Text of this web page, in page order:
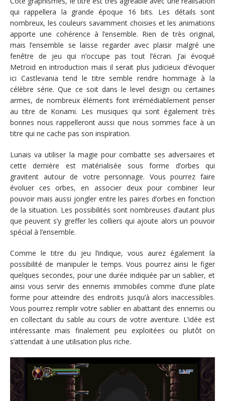
qui rappellera la grande époque 16 bits. Les détails sont
nombreux, les couleurs savamment choisies et les animations
apporte une cohérence à l’ensemble. Rien de très original,
mais l’ensemble se laisse regarder avec plaisir malgré une
fenêtre de jeu qui n’occupe pas tout l’écran. J’ai évoqué
Metroid en introduction mais il serait plus judicieux d’évoquer
ici Castlevania tend le titre semble rendre hommage à la
célèbre série. Que ce soit dans le level design ou certaines
armes, de nombreux éléments font irrémédiablement penser
au titre de Konami. Les musiques qui sont également très
bonnes nous rappelleront aussi que nous sommes face à un
titre qui ne cache pas son inspiration.
Lunais va utiliser la magie pour combatte ses adversaires et
cette dernière est matérialisée sous forme d’orbes qui
gravitent autour de votre personnage. Vous pourrez faire
évoluer ces orbes, en associer deux pour combiner leur
pouvoir mais aussi jongler entre les paires d’orbes en fonction
de la situation. Les possibilités sont nombreuses d’autant plus
que peuvent s’y greffer les colliers qui ajoute alors un pouvoir
spécial à l’ensemble.
Comme le titre du jeu l’indique, vous aurez également la
possibilité de manipuler le temps. Vous pourrez ainsi le figer
quelques secondes, pour une durée indiquée par un sablier, et
ainsi vous servir des ennemis immobiles comme d’une plate
forme pour atteindre des endroits jusqu’à alors inaccessibles.
Vous pourrez remplir votre sablier en abattant des ennemis ou
en collectant du sable au cours de votre aventure. L’idée est
intéressante mais finalement peu exploitées ou plutôt on
s’attendait à une utilisation plus riche.